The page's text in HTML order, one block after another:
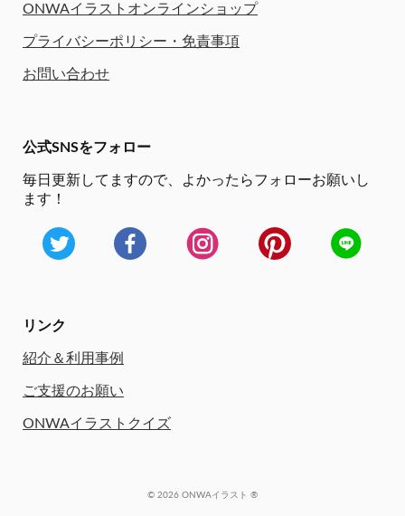
ONWAイラストオンラインショップ
プライバシーポリシー・免責事項
お問い合わせ
公式SNSをフォロー
毎日更新してますので、
よかったらフォローお願いし
ます！
リンク
紹介＆利用事例
ご支援のお願い
ONWAイラストクイズ
© 2026 ONWAイラスト ®